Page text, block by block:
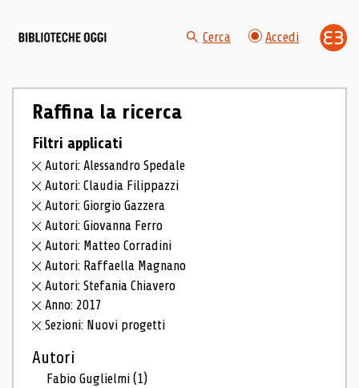
Cerca Accedi
Raffina la ricerca
Filtri applicati
Autori: Alessandro Spedale
Autori: Claudia Filippazzi
Autori: Giorgio Gazzera
Autori: Giovanna Ferro
Autori: Matteo Corradini
Autori: Raffaella Magnano
Autori: Stefania Chiavero
Anno: 2017
Sezioni: Nuovi progetti
Autori
Fabio Guglielmi(1)